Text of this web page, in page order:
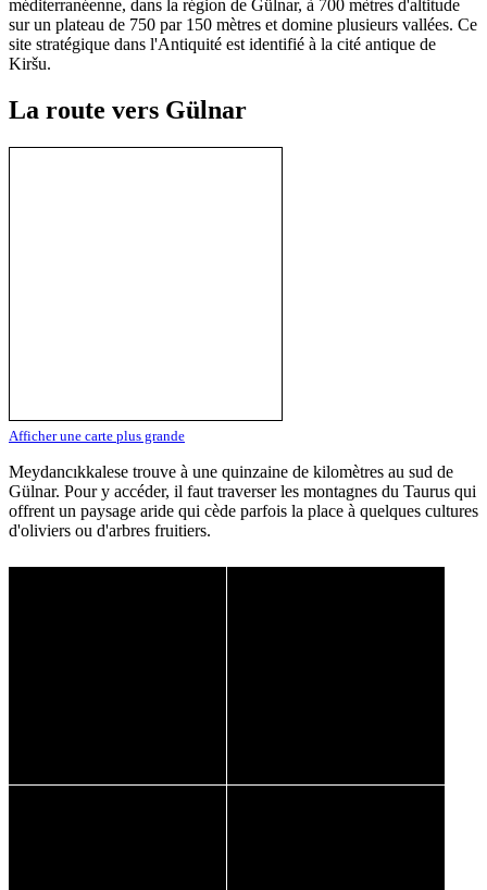
méditerranéenne, dans la région de Gülnar, à 700 mètres d'altitude
sur un plateau de 750 par 150 mètres et domine plusieurs vallées. Ce
site stratégique dans l'Antiquité est identifié à la cité antique de
Kiršu.
La route vers Gülnar
Afficher une carte plus grande
Meydancıkkalese trouve à une quinzaine de kilomètres au sud de
Gülnar. Pour y accéder, il faut traverser les montagnes du Taurus qui
offrent un paysage aride qui cède parfois la place à quelques cultures
d'oliviers ou d'arbres fruitiers.